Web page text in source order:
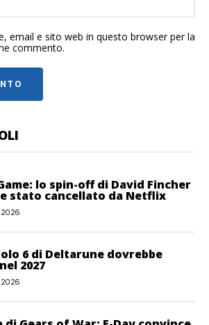
email e sito web in questo browser per la
commento.
lo spin-off di David Fincher
stato cancellato da Netflix
2026
6 di Deltarune dovrebbe
2027
2026